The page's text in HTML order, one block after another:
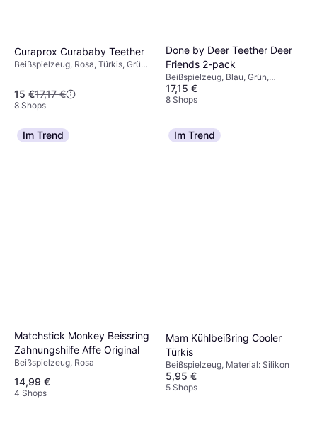
Curaprox Curababy Teether
Beißspielzeug, Rosa, Türkis, Grün,
15 €17,17 €
8 Shops
Done by Deer Teether Deer
Friends 2-pack
Beißspielzeug, Blau, Grün,
Material: Silikon
17,15 €
8 Shops
Im Trend
Matchstick Monkey Beissring
Zahnungshilfe Affe Original
Beißspielzeug, Rosa
14,99 €
4 Shops
Im Trend
Mam Kühlbeißring Cooler
Türkis
Beißspielzeug, Material: Silikon
5,95 €
5 Shops